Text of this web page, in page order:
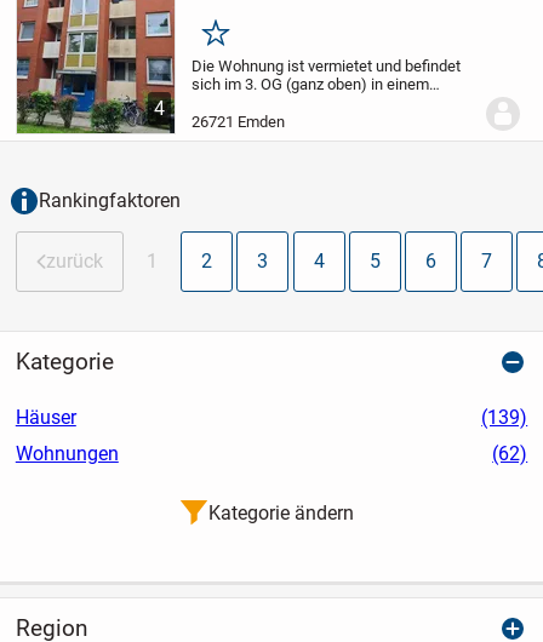
4
Merken
Die Wohnung ist vermietet und befindet
sich im 3. OG (ganz oben) in einem
nicht vorhanden. Die Wohnfläche von ca.
ca 85 qm verteilen sich auf 1
26721 Emden
Rankingfaktoren
zurück 1 2 3 4 5 6 7
Kategorie
Häuser
(139)
Wohnungen
(62)
Kategorie ändern
Region